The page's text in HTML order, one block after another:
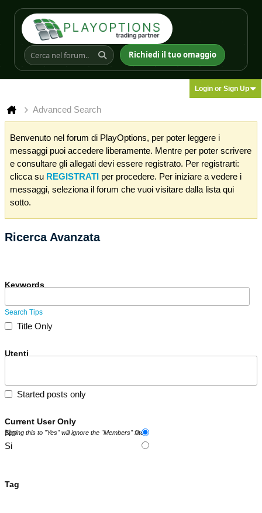
Richiedi il tuo omaggio
Login or Sign Up
Advanced Search
Benvenuto nel forum di PlayOptions, per poter leggere i
messaggi puoi accedere liberamente. Mentre per poter scrivere
e consultare gli allegati devi essere registrato. Per registrarti:
clicca su REGISTRATI per procedere. Per iniziare a vedere i
messaggi, seleziona il forum che vuoi visitare dalla lista qui
sotto.
Ricerca Avanzata
Keywords
Search Tips
Title Only
Utenti
Started posts only
Current User Only
Setting this to "Yes" will ignore the "Members" filter.
No
Si
Tag